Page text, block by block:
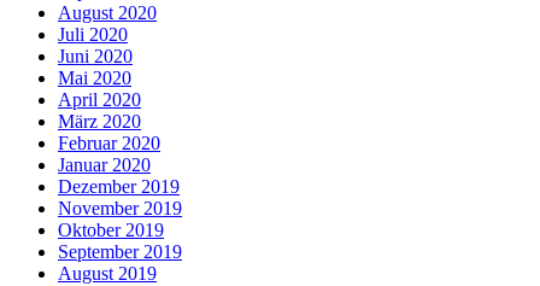
August 2020
Juli 2020
Juni 2020
Mai 2020
April 2020
März 2020
Februar 2020
Januar 2020
Dezember 2019
November 2019
Oktober 2019
September 2019
August 2019